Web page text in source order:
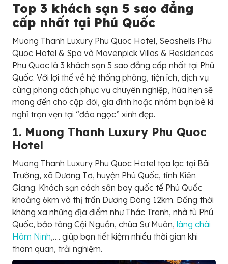
Top 3 khách sạn 5 sao đẳng
cấp nhất tại Phú Quốc
Muong Thanh Luxury Phu Quoc Hotel, Seashells Phu
Quoc Hotel & Spa và Movenpick Villas & Residences
Phu Quoc là 3 khách sạn 5 sao đẳng cấp nhất tại Phú
Quốc. Với lợi thế về hệ thống phòng, tiện ích, dịch vụ
cùng phong cách phục vụ chuyên nghiệp, hứa hẹn sẽ
mang đến cho cặp đôi, gia đình hoặc nhóm bạn bè kì
nghỉ trọn vẹn tại “đảo ngọc” xinh đẹp.
1. Muong Thanh Luxury Phu Quoc
Hotel
Muong Thanh Luxury Phu Quoc Hotel tọa lạc tại Bãi
Trường, xã Dương Tơ, huyện Phú Quốc, tỉnh Kiên
Giang. Khách sạn cách sân bay quốc tế Phú Quốc
khoảng 6km và thị trấn Dương Đông 12km. Đồng thời
không xa những địa điểm như Thác Tranh, nhà tù Phú
Quốc, bảo tàng Cội Nguồn, chùa Sư Muôn, làng chài
Hàm Ninh,…. giúp bạn tiết kiệm nhiều thời gian khi
tham quan, trải nghiệm.